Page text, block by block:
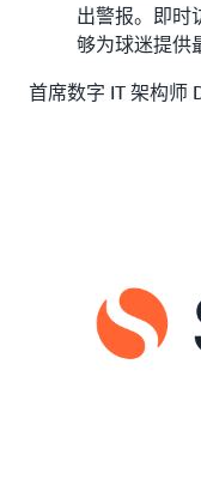
出警报。即时
够为球迷提供
首席数字 IT 架构师